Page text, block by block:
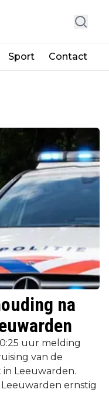
Sport Contact
na
uur melding
van de
in Leeuwarden.
Leeuwarden ernstig